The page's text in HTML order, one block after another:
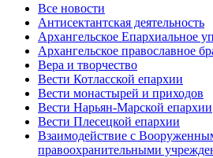
Все новости
Антисектантская деятельность
Архангельское Епархиальное
Архангельское православное
Вера и творчество
Вести Котласской епархии
Вести монастырей и приходов
Вести Нарьян-Марской епархии
Вести Плесецкой епархии
Взаимодействие с
правоохранительными